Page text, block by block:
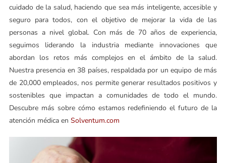
cuidado de la salud, haciendo que sea más inteligente, accesible y
seguro para todos, con el objetivo de mejorar la vida de las
personas a nivel global. Con más de 70 años de experiencia,
seguimos liderando la industria mediante innovaciones que
abordan los retos más complejos en el ámbito de la salud.
Nuestra presencia en 38 países, respaldada por un equipo de más
de 20,000 empleados, nos permite generar resultados positivos y
sostenibles que impactan a comunidades de todo el mundo.
Descubre más sobre cómo estamos redefiniendo el futuro de la
atención médica en Solventum.com